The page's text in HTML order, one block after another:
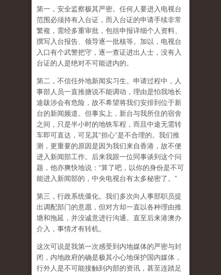
第一，安全监察极其严密。任何人要进入电视台
范围必须持有入台证，而入台证的申请手续非常
繁複，需经多重审批，包括申报详细个人资料、
撰写入台报告、领导逐一批核等。加以，电视台
入口有个武警把守，逐一查证进出人士，没有入
台证的人是绝对不可能进内的。
第二，不信任外地新闻实习生。申请过程中，人
事部人员一直推搪说不能调动，理由是怕我地长
途跋涉会有危险，故不希望将我们安排到位于新
台的新闻频道。但事实上，新台与我所住的宿舍
之间，只是半小时的地铁车程，而且中途无需转
车即可直达，可见其“担心”是不合理的。我们推
测，更重要的原因是因为我们来自香港，故不便
进入新闻部工作。后来我跟一位同事谈到这个问
题，他亦爽快地说：“算了吧，以你的身份是不可
能进入新闻部的，中央电视台有太多秘密了。”
第三，行政系统僵化。我们多次向人事部职员提
出调配部门的意愿，但对方却一直以各种理由推
塘和拖延，并没诚意进行沟通。直至后来港澳办
介入，事情才有转机。
这次可说是我第一次感受到内地媒体的严密与封
闭，内地政府的确是极其小心地保护国内媒体，
行外人是不可能接触到内部的资讯，甚至连踏足